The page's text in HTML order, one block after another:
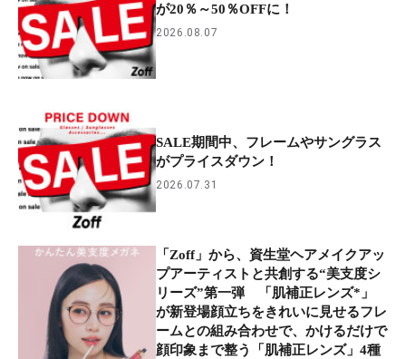
が20％～50％OFFに！
2026.08.07
SALE期間中、フレームやサングラス
がプライスダウン！
2026.07.31
「Zoff」から、資生堂ヘアメイクアッ
プアーティストと共創する“美支度シ
リーズ”第一弾 「肌補正レンズ*」
が新登場顔立ちをきれいに見せるフレ
ームとの組み合わせで、かけるだけで
顔印象まで整う「肌補正レンズ」4種